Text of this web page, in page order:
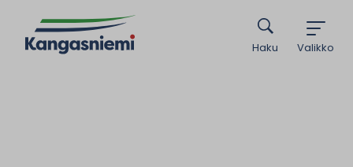
Valikko
Haku